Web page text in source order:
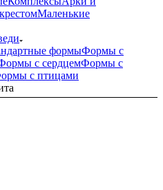
Маленькие
формыФормы с
с сердцемФормы с
с птицами